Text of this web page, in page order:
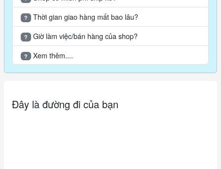
- Đặt nhầm sản phẩm, chủng loại, không thích, không
hợp,...
#harrypotter #bbcosplay #GodricGryffindo #Godric #Gryffindo
#nonphuthuy #nonchop #aochoangphuthuy #phuthuy #harry
#potter
Đơn vị tính: bộ
? Thời gian giao hàng mất bao lâu?
? Giờ làm việc/bán hàng của shop?
? Xem thêm....
Đây là đường đi của bạn